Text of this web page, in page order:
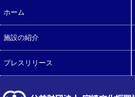
ホーム
施設の紹介
プレスリリース